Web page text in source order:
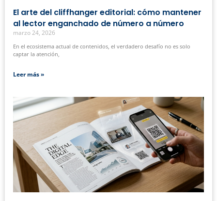
El arte del cliffhanger editorial: cómo mantener
al lector enganchado de número a número
marzo 24, 2026
En el ecosistema actual de contenidos, el verdadero desafío no es solo
captar la atención,
Leer más »